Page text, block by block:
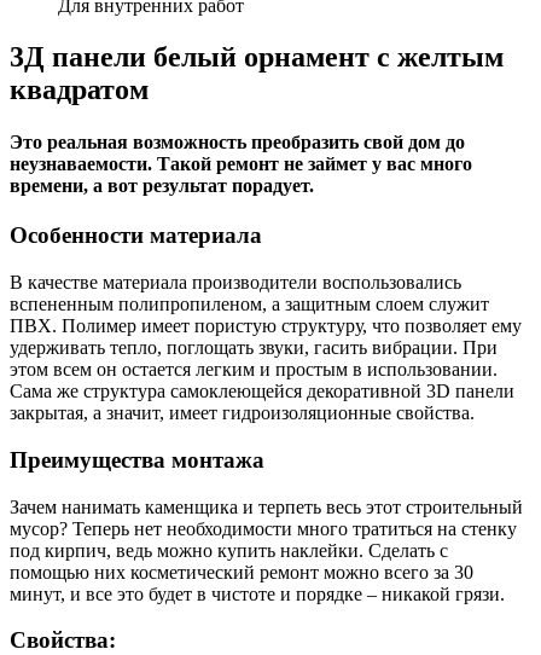
Для внутренних работ
3Д панели белый орнамент c желтым
квадратом
Это реальная возможность преобразить свой дом до
неузнаваемости. Такой ремонт не займет у вас много
времени, а вот результат порадует.
Особенности материала
В качестве материала производители воспользовались
вспененным полипропиленом, а защитным слоем служит
ПВХ. Полимер имеет пористую структуру, что позволяет ему
удерживать тепло, поглощать звуки, гасить вибрации. При
этом всем он остается легким и простым в использовании.
Сама же структура самоклеющейся декоративной 3D панели
закрытая, а значит, имеет гидроизоляционные свойства.
Преимущества монтажа
Зачем нанимать каменщика и терпеть весь этот строительный
мусор? Теперь нет необходимости много тратиться на стенку
под кирпич, ведь можно купить наклейки. Сделать с
помощью них косметический ремонт можно всего за 30
минут, и все это будет в чистоте и порядке – никакой грязи.
Свойства: